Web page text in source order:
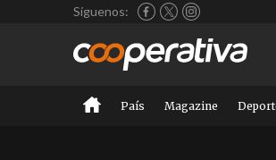
Síguenos:
País Magazine